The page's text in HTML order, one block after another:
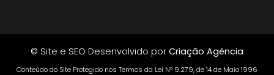
© Site e SEO Desenvolvido por Criação Agência
Conteúdo do Site Protegido nos Termos da Lei Nº 9.279, de 14 de Maio 1996